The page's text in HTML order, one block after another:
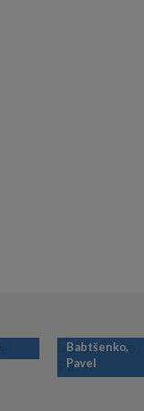
Babtšenko,
Pavel